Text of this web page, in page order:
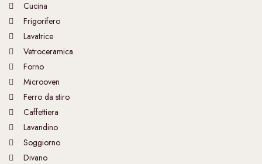
Cucina
Frigorifero
Lavatrice
Vetroceramica
Forno
Microoven
Ferro da stiro
Caffettiera
Lavandino
Soggiorno
Divano